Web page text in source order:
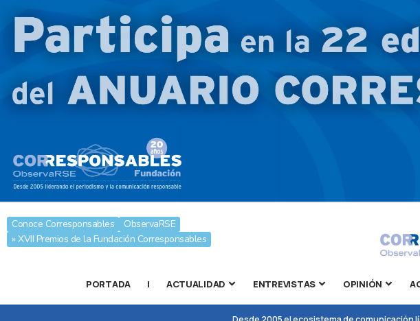
Conoce Corresponsables
ObservaRSE
» XVII Premios de la Fundación Corresponsables
PORTADA | ACTUALIDAD ENTREVISTAS OPINIÓN